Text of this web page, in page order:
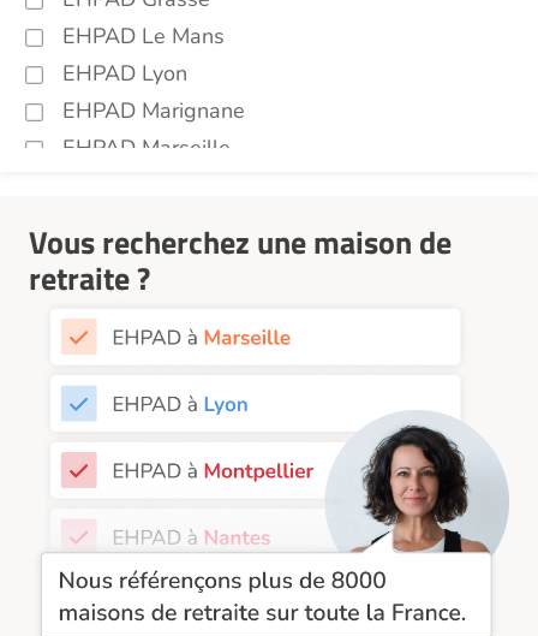
EHPAD Le Mans
EHPAD Lyon
EHPAD Marignane
EHPAD Marseille
EHPAD Nice
EHPAD Paris
EHPAD Royan
EHPAD Toulouse
EHPAD Tours
EHPAD Troyes
Recherche par ville
Vous recherchez une maison de
retraite ?